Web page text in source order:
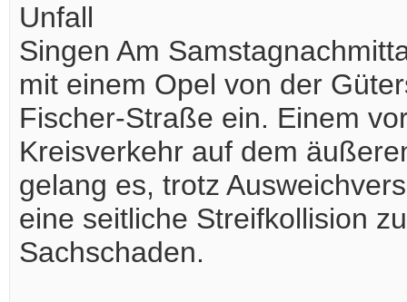
Unfall
Singen Am
mit einem Opel von der
Fischer-Straße ein. Einem
Kreisverkehr auf dem
gelang es, trotz
eine seitliche Streifkollision
Sachschaden.